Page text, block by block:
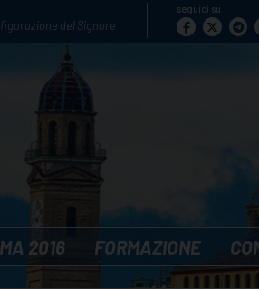
del Signore
seguici su
2016 FORMAZIONE